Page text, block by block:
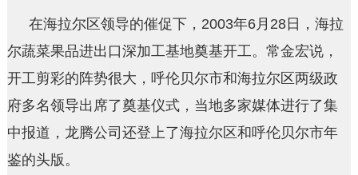
在海拉尔区领导的催促下，2003年6月28日，海拉
尔蔬菜果品进出口深加工基地奠基开工。常金宏说，
开工剪彩的阵势很大，呼伦贝尔市和海拉尔区两级政
府多名领导出席了奠基仪式，当地多家媒体进行了集
中报道，龙腾公司还登上了海拉尔区和呼伦贝尔市年
鉴的头版。